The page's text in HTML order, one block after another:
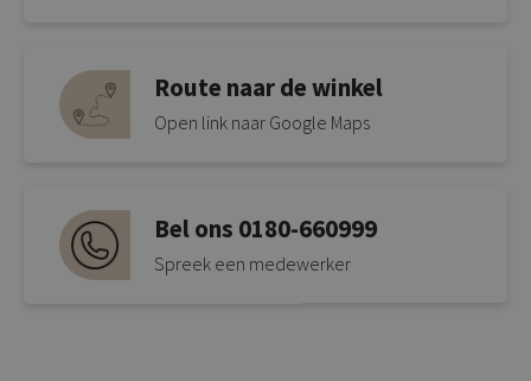
Route naar de winkel
Open link naar Google Maps
Bel ons 0180-660999
Spreek een medewerker